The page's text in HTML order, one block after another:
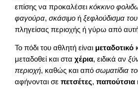
επίσης να προκαλέσεικόκκινο
φαγούρα,σκάσιμο ήξεφλούδισμα
πληγείσας περιοχής ή γύρω από
Το πόδι του αθλητή είναι μεταδοτικό
μεταδοθεί και σταχέρια, ειδικά αν
περιοχή, καθώς και απόσωματίδια
αφήνονται σεπετσέτες,παπούτσια